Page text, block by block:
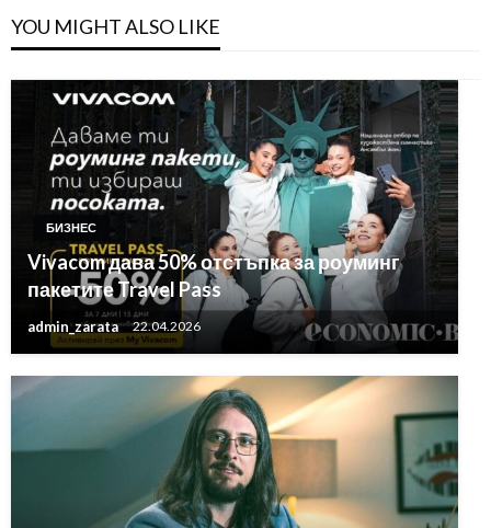
YOU MIGHT ALSO LIKE
БИЗНЕС
Vivacom дава 50% отстъпка за роуминг
пакетите Travel Pass
admin_zarata 22.04.2026